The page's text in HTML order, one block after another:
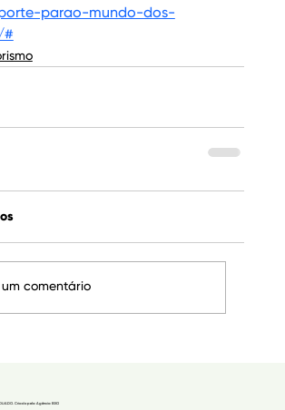
parao-mundo-dos-
#
um comentário
Criado pela Agência EIXO